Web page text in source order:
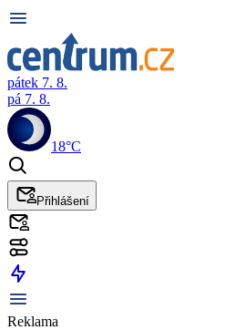
pátek 7. 8.
pá 7. 8.
18°C
Přihlášení
Reklama